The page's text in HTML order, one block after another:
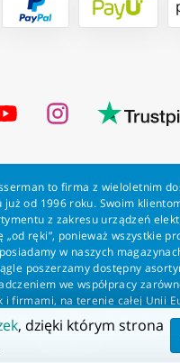
to firma z wieloletnim
już od 1996 roku. Swoim
z zakresu urządzeń
„od ręki”, ponieważ wszystkie
w naszych
poszerzamy dostępny
we współpracy
i firmami, na terenie całej Unii
obsługę każdego klienta
zamówień. Wasserman -
, dzięki którym strona